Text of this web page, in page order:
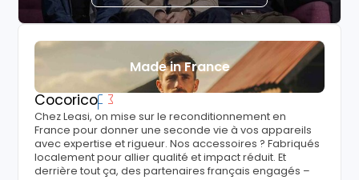
Made in France
Cocorico
Chez Leasi, on mise sur le reconditionnement en
France pour donner une seconde vie à vos appareils
avec expertise et rigueur. Nos accessoires ? Fabriqués
localement pour allier qualité et impact réduit. Et
derrière tout ça, des partenaires français engagés –